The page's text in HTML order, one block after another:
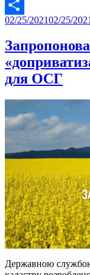
Twitter
Share
Posted
02/25/202102/25/2021
для ОСГ
Державною службою